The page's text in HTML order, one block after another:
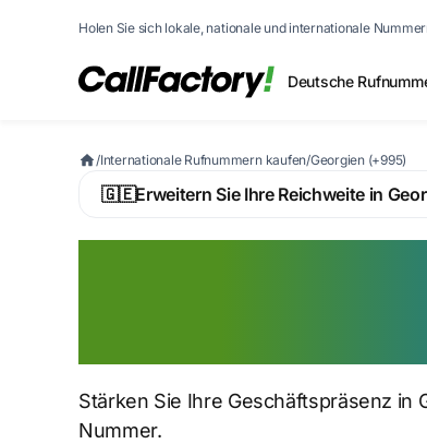
Holen Sie sich lokale, nationale und internationale
Deutsche
/Internationale Rufnummern kaufen/Georgien (+995)
🇬🇪Erweitern Sie Ihre Reichweite in
Stärken Sie Ihre Geschäftspräsenz in
Nummer.